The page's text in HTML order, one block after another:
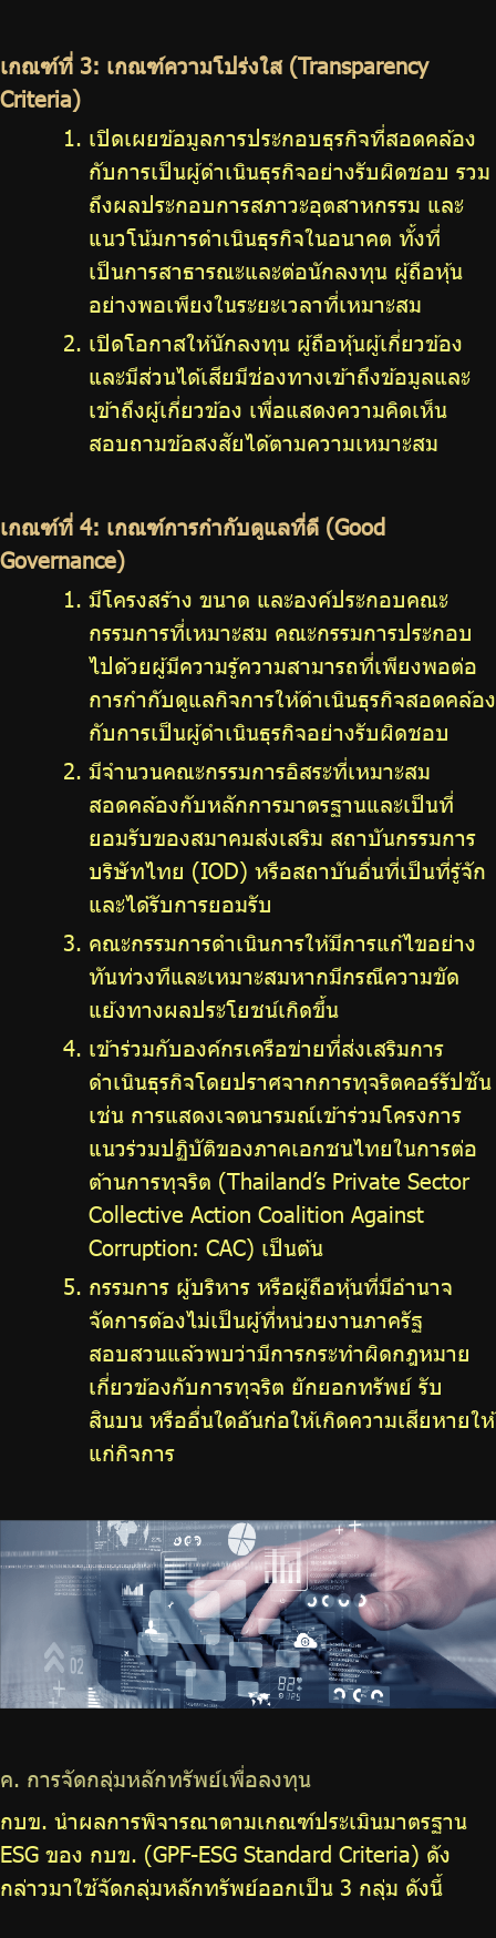
เกณฑ์ที่ 3: เกณฑ์ความโปร่งใส (Transparency
Criteria)
เปิดเผยข้อมูลการประกอบธุรกิจที่สอดคล้อง
กับการเป็นผู้ดำเนินธุรกิจอย่างรับผิดชอบ รวม
ถึงผลประกอบการสภาวะอุตสาหกรรม และ
แนวโน้มการดำเนินธุรกิจในอนาคต ทั้งที่
เป็นการสาธารณะและต่อนักลงทุน ผู้ถือหุ้น
อย่างพอเพียงในระยะเวลาที่เหมาะสม
เปิดโอกาสให้นักลงทุน ผู้ถือหุ้นผู้เกี่ยวข้อง
และมีส่วนได้เสียมีช่องทางเข้าถึงข้อมูลและ
เข้าถึงผู้เกี่ยวข้อง เพื่อแสดงความคิดเห็น
สอบถามข้อสงสัยได้ตามความเหมาะสม
เกณฑ์ที่ 4: เกณฑ์การกำกับดูแลที่ดี (Good
Governance)
มีโครงสร้าง ขนาด และองค์ประกอบคณะ
กรรมการที่เหมาะสม คณะกรรมการประกอบ
ไปด้วยผู้มีความรู้ความสามารถที่เพียงพอต่อ
การกำกับดูแลกิจการให้ดำเนินธุรกิจสอดคล้อง
กับการเป็นผู้ดำเนินธุรกิจอย่างรับผิดชอบ
มีจำนวนคณะกรรมการอิสระที่เหมาะสม
สอดคล้องกับหลักการมาตรฐานและเป็นที่
ยอมรับของสมาคมส่งเสริม สถาบันกรรมการ
บริษัทไทย (IOD) หรือสถาบันอื่นที่เป็นที่รู้จัก
และได้รับการยอมรับ
คณะกรรมการดำเนินการให้มีการแก้ไขอย่าง
ทันท่วงทีและเหมาะสมหากมีกรณีความขัด
แย้งทางผลประโยชน์เกิดขึ้น
เข้าร่วมกับองค์กรเครือข่ายที่ส่งเสริมการ
ดำเนินธุรกิจโดยปราศจากการทุจริตคอร์รัปชัน
เช่น การแสดงเจตนารมณ์เข้าร่วมโครงการ
แนวร่วมปฏิบัติของภาคเอกชนไทยในการต่อ
ต้านการทุจริต (Thailand’s Private Sector
Collective Action Coalition Against
Corruption: CAC) เป็นต้น
กรรมการ ผู้บริหาร หรือผู้ถือหุ้นที่มีอำนาจ
จัดการต้องไม่เป็นผู้ที่หน่วยงานภาครัฐ
สอบสวนแล้วพบว่ามีการกระทำผิดกฎหมาย
เกี่ยวข้องกับการทุจริต ยักยอกทรัพย์ รับ
สินบน หรืออื่นใดอันก่อให้เกิดความเสียหายให้
แก่กิจการ
ค. การจัดกลุ่มหลักทรัพย์เพื่อลงทุน
กบข. นำผลการพิจารณาตามเกณฑ์ประเมินมาตรฐาน
ESG ของ กบข. (GPF-ESG Standard Criteria) ดัง
กล่าวมาใช้จัดกลุ่มหลักทรัพย์ออกเป็น 3 กลุ่ม ดังนี้